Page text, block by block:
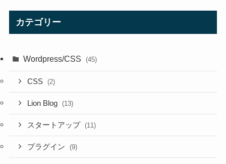
カテゴリー
Wordpress/CSS (45)
CSS (2)
Lion Blog (13)
スタートアップ (11)
プラグイン (9)